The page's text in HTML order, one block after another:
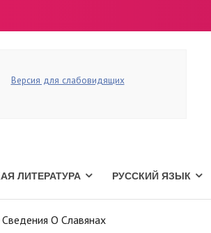
Версия для слабовидящих
ЛИТЕРАТУРА РУССКИЙ ЯЗЫК
О Славянах